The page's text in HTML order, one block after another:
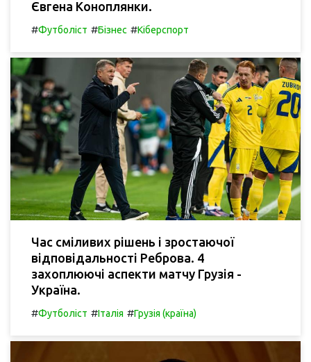
Євгена Коноплянки.
#Футболіст #Бізнес #Кіберспорт
Час сміливих рішень і зростаючої
відповідальності Реброва. 4
захоплюючі аспекти матчу Грузія -
Україна.
#Футболіст #Італія #Грузія (країна)